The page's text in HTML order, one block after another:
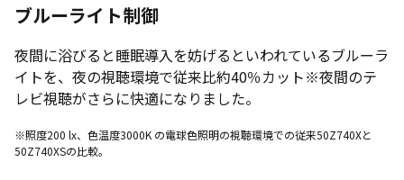
ブルーライト制御
夜間に浴びると睡眠導入を妨げるといわれているブルーラ
イトを、夜の視聴環境で従来比約40％カット※夜間のテ
レビ視聴がさらに快適になりました。
※照度200 lx、色温度3000K の電球色照明の視聴環境での従来50Z740Xと
50Z740XSの比較。